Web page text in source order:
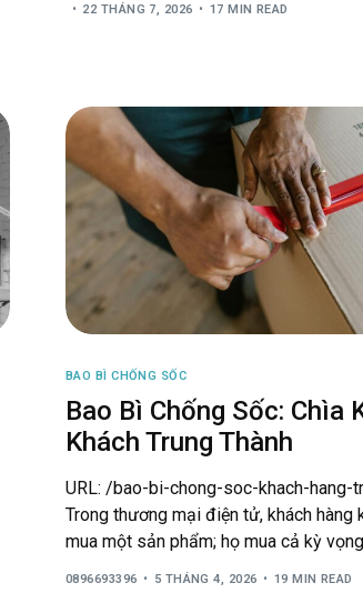
22 THÁNG 7, 2026 17 MIN READ
BAO BÌ CHỐNG SỐC
Bao Bì Chống Sốc: Chìa
Khách Trung Thành
URL: /bao-bi-chong-soc-khach-hang-
Trong thương mại điện tử, khách hàng
mua một sản phẩm; họ mua cả kỳ
0896693396 5 THÁNG 4, 2026 19 MIN READ